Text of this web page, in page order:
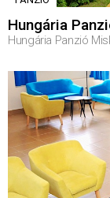
Hungária
Hungária Panzió